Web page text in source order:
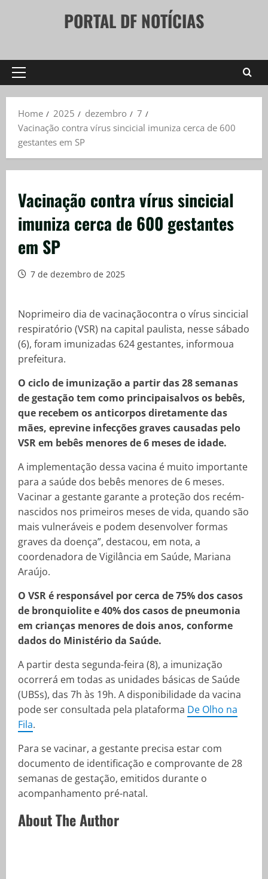
PORTAL DF NOTÍCIAS
Primary
Home
2025 dezembro
7
Vacinação contra vírus sincicial imuniza cerca de 600
gestantes em SP
Vacinação contra vírus sincicial
imuniza cerca de 600 gestantes
em SP
7 de dezembro de 2025
Noprimeiro dia de vacinaçãocontra o vírus sincicial
respiratório (VSR) na capital paulista, nesse sábado
(6), foram imunizadas 624 gestantes, informoua
prefeitura.
O ciclo de imunização a partir das 28 semanas
de gestação tem como principaisalvos os bebês,
que recebem os anticorpos diretamente das
mães, eprevine infecções graves causadas pelo
VSR em bebês menores de 6 meses de idade.
A implementação dessa vacina é muito importante
para a saúde dos bebês menores de 6 meses.
Vacinar a gestante garante a proteção dos recém-
nascidos nos primeiros meses de vida, quando são
mais vulneráveis e podem desenvolver formas
graves da doença”, destacou, em nota, a
coordenadora de Vigilância em Saúde, Mariana
Araújo.
O VSR é responsável por cerca de 75% dos casos
de bronquiolite e 40% dos casos de pneumonia
em crianças menores de dois anos, conforme
dados do Ministério da Saúde.
A partir desta segunda-feira (8), a imunização
ocorrerá em todas as unidades básicas de Saúde
(UBSs), das 7h às 19h. A disponibilidade da vacina
pode ser consultada pela plataforma De Olho na
Fila.
Para se vacinar, a gestante precisa estar com
documento de identificação e comprovante de 28
semanas de gestação, emitidos durante o
acompanhamento pré-natal.
About The Author